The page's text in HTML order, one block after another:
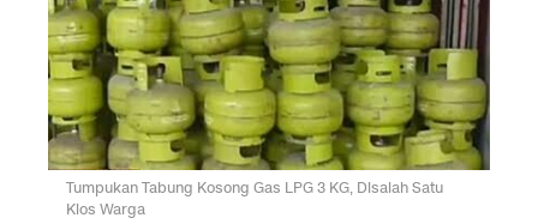
Tumpukan Tabung Kosong Gas LPG 3 KG, Disalah Satu
Kios Warga